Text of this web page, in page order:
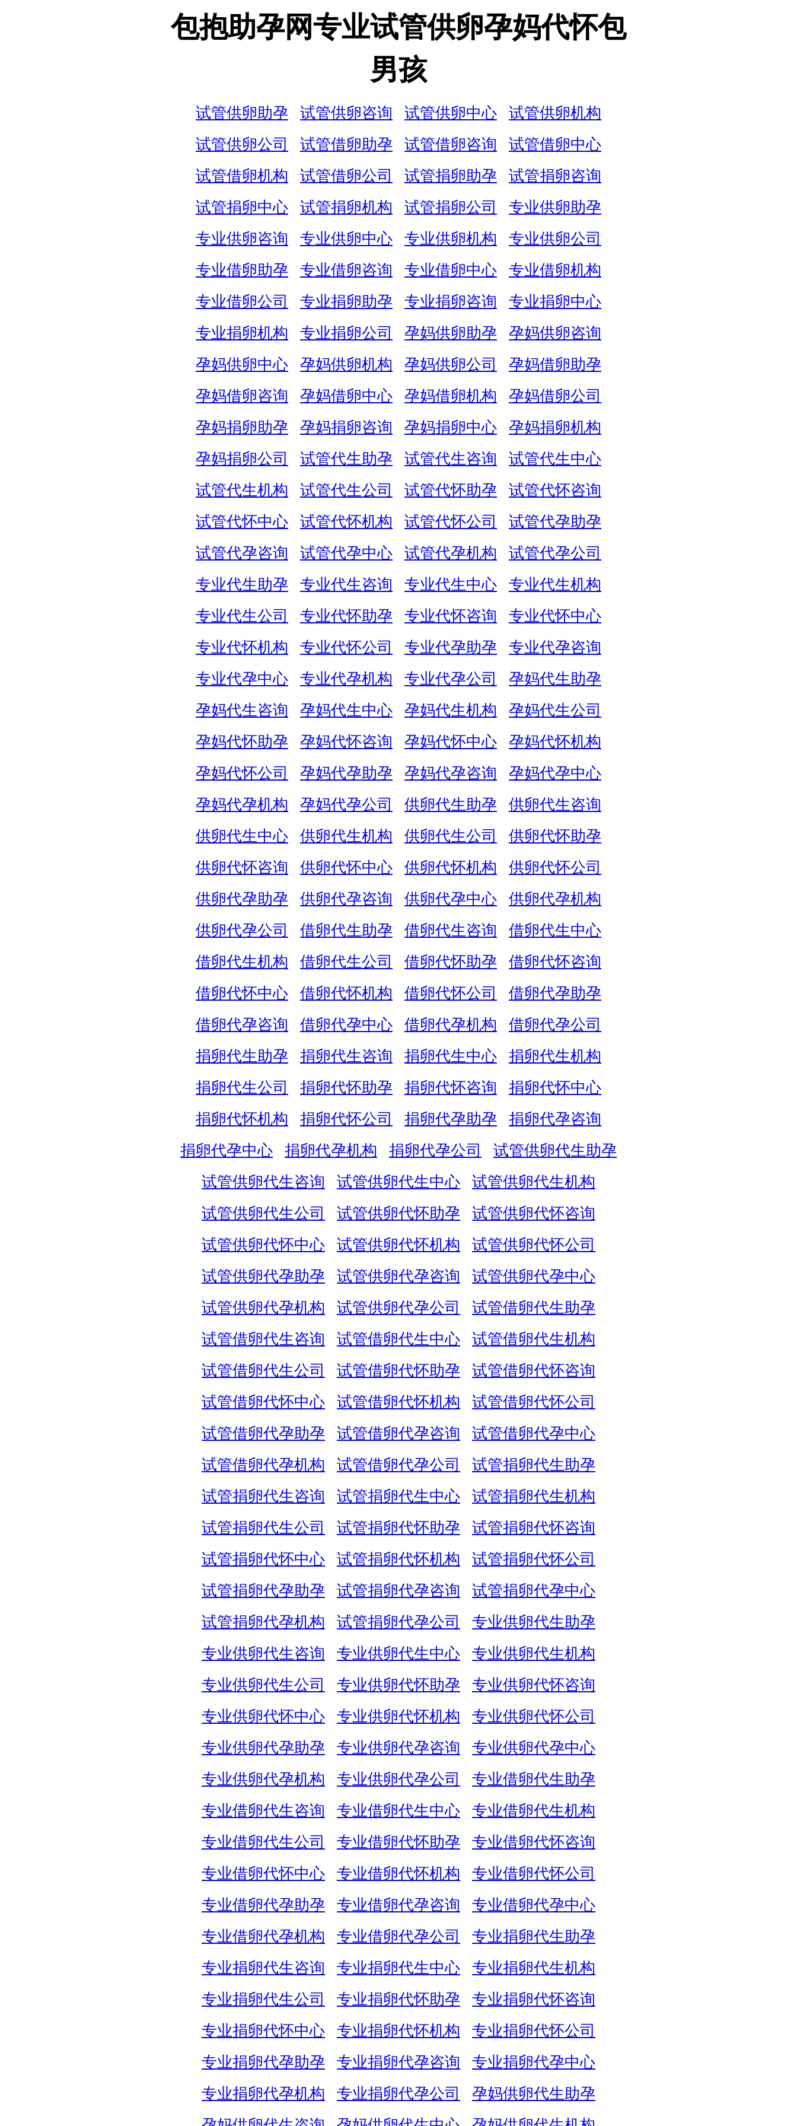
包抱助孕网专业试管供卵孕妈代怀包
男孩
试管供卵助孕 试管供卵咨询 试管供卵中心
试管供卵机构
试管供卵公司
试管借卵助孕 试管借卵咨询
试管借卵中心
试管借卵机构
试管借卵公司 试管捐卵助孕
试管捐卵咨询
试管捐卵中心
试管捐卵机构 试管捐卵公司
专业供卵助孕
专业供卵咨询
专业供卵中心 专业供卵机构
专业供卵公司
专业借卵助孕
专业借卵咨询 专业借卵中心
专业借卵机构
专业借卵公司
专业捐卵助孕 专业捐卵咨询
专业捐卵中心
专业捐卵机构
专业捐卵公司 孕妈供卵助孕
孕妈供卵咨询
孕妈供卵中心
孕妈供卵机构 孕妈供卵公司
孕妈借卵助孕
孕妈借卵咨询
孕妈借卵中心 孕妈借卵机构
孕妈借卵公司
孕妈捐卵助孕
孕妈捐卵咨询 孕妈捐卵中心
孕妈捐卵机构
孕妈捐卵公司
试管代生助孕 试管代生咨询
试管代生中心
试管代生机构
试管代生公司 试管代怀助孕
试管代怀咨询
试管代怀中心
试管代怀机构 试管代怀公司
试管代孕助孕
试管代孕咨询
试管代孕中心 试管代孕机构
试管代孕公司
专业代生助孕
专业代生咨询 专业代生中心
专业代生机构
专业代生公司
专业代怀助孕 专业代怀咨询
专业代怀中心
专业代怀机构
专业代怀公司 专业代孕助孕
专业代孕咨询
专业代孕中心
专业代孕机构 专业代孕公司
孕妈代生助孕
孕妈代生咨询
孕妈代生中心 孕妈代生机构
孕妈代生公司
孕妈代怀助孕
孕妈代怀咨询 孕妈代怀中心
孕妈代怀机构
孕妈代怀公司
孕妈代孕助孕 孕妈代孕咨询
孕妈代孕中心
孕妈代孕机构
孕妈代孕公司 供卵代生助孕
供卵代生咨询
供卵代生中心
供卵代生机构 供卵代生公司
供卵代怀助孕
供卵代怀咨询
供卵代怀中心 供卵代怀机构
供卵代怀公司
供卵代孕助孕
供卵代孕咨询 供卵代孕中心
供卵代孕机构
供卵代孕公司
借卵代生助孕 借卵代生咨询
借卵代生中心
借卵代生机构
借卵代生公司 借卵代怀助孕
借卵代怀咨询
借卵代怀中心
借卵代怀机构 借卵代怀公司
借卵代孕助孕
借卵代孕咨询
借卵代孕中心 借卵代孕机构
借卵代孕公司
捐卵代生助孕
捐卵代生咨询 捐卵代生中心
捐卵代生机构
捐卵代生公司
捐卵代怀助孕 捐卵代怀咨询
捐卵代怀中心
捐卵代怀机构
捐卵代怀公司 捐卵代孕助孕
捐卵代孕咨询
捐卵代孕中心
捐卵代孕机构 捐卵代孕公司
试管供卵代生助孕
试管供卵代生咨询
试管供卵代生中心
试管供卵代生机构
试管供卵代生公司
试管供卵代怀助孕
试管供卵代怀咨询
试管供卵代怀中心
试管供卵代怀机构
试管供卵代怀公司
试管供卵代孕助孕
试管供卵代孕咨询
试管供卵代孕中心
试管供卵代孕机构
试管供卵代孕公司
试管借卵代生助孕
试管借卵代生咨询
试管借卵代生中心
试管借卵代生机构
试管借卵代生公司
试管借卵代怀助孕
试管借卵代怀咨询
试管借卵代怀中心
试管借卵代怀机构
试管借卵代怀公司
试管借卵代孕助孕
试管借卵代孕咨询
试管借卵代孕中心
试管借卵代孕机构
试管借卵代孕公司
试管捐卵代生助孕
试管捐卵代生咨询
试管捐卵代生中心
试管捐卵代生机构
试管捐卵代生公司
试管捐卵代怀助孕
试管捐卵代怀咨询
试管捐卵代怀中心
试管捐卵代怀机构
试管捐卵代怀公司
试管捐卵代孕助孕
试管捐卵代孕咨询
试管捐卵代孕中心
试管捐卵代孕机构
试管捐卵代孕公司
专业供卵代生助孕
专业供卵代生咨询
专业供卵代生中心
专业供卵代生机构
专业供卵代生公司
专业供卵代怀助孕
专业供卵代怀咨询
专业供卵代怀中心
专业供卵代怀机构
专业供卵代怀公司
专业供卵代孕助孕
专业供卵代孕咨询
专业供卵代孕中心
专业供卵代孕机构
专业供卵代孕公司
专业借卵代生助孕
专业借卵代生咨询
专业借卵代生中心
专业借卵代生机构
专业借卵代生公司
专业借卵代怀助孕
专业借卵代怀咨询
专业借卵代怀中心
专业借卵代怀机构
专业借卵代怀公司
专业借卵代孕助孕
专业借卵代孕咨询
专业借卵代孕中心
专业借卵代孕机构
专业借卵代孕公司
专业捐卵代生助孕
专业捐卵代生咨询
专业捐卵代生中心
专业捐卵代生机构
专业捐卵代生公司
专业捐卵代怀助孕
专业捐卵代怀咨询
专业捐卵代怀中心
专业捐卵代怀机构
专业捐卵代怀公司
专业捐卵代孕助孕
专业捐卵代孕咨询
专业捐卵代孕中心
专业捐卵代孕机构
专业捐卵代孕公司
孕妈供卵代生助孕